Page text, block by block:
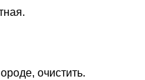
очистить.